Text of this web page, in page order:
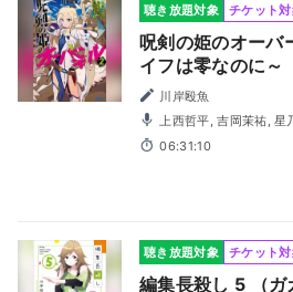
聴き放題対象 チケット
呪剣の姫のオーバ
イフは零なのに～
川岸殴魚
上西哲平, 吉岡茉祐, 星乃葉月, 久遠エリサ, 川本夕姫音,
土田玲央, 若林佑, 百瀬絵理,
06:31:10
聴き放題対象 チケット対
編集長殺し 5 （ガ